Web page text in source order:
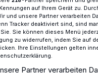
Fernwärmestrategie
auf Ihrem Gerät zu.
und unsere Partner verarbeiten
Tracker deaktiviert sind, sind
Sie können dieses Menü
zu widerrufen, indem Sie auf
Ihre Einstellungen gelten
Partner verarbeiten